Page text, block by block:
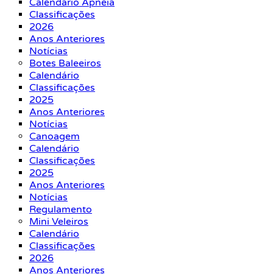
Calendário Apneia
Classificações
2026
Anos Anteriores
Notícias
Botes Baleeiros
Calendário
Classificações
2025
Anos Anteriores
Notícias
Canoagem
Calendário
Classificações
2025
Anos Anteriores
Notícias
Regulamento
Mini Veleiros
Calendário
Classificações
2026
Anos Anteriores